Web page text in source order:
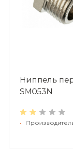
Ниппель
SM053N
•